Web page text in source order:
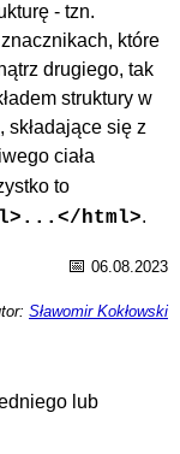
- tzn.
które
drugiego, tak
struktury w
, składające się z
ciała
to
html>.
📅 06.08.2023
Sławomir Kokłowski
lub